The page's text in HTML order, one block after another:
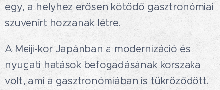
egy, a helyhez erősen kötődő gasztronómiai
szuvenírt hozzanak létre.🎁
A Meiji-kor Japánban a modernizáció és
nyugati hatások befogadásának korszaka
volt, ami a gasztronómiában is tükröződött.